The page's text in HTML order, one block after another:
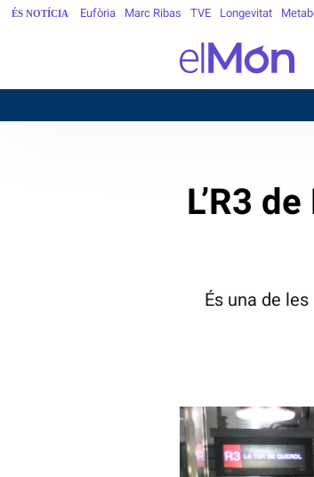
ÉS NOTÍCIA Eufòria Marc Ribas TVE Longevitat
L’R3
És una de